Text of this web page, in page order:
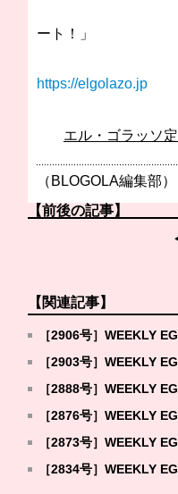
ート！」
https://elgolazo.jp
エル・ゴラッソ
（BLOGOLA編集部）
【前後の記事】
【関連記事】
［2906号］WEEKLY
［2903号］WEEKLY
［2888号］WEEKLY
［2876号］WEEKLY
［2873号］WEEKLY
［2834号］WEEKLY